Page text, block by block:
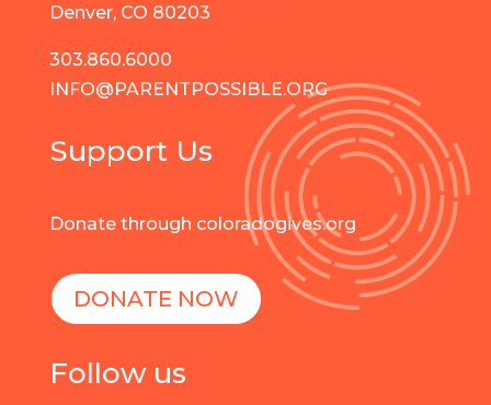
Denver, CO 80203
303.860.6000
INFO@PARENTPOSSIBLE.ORG
Support Us
Donate through coloradogives.org
DONATE NOW
Follow us